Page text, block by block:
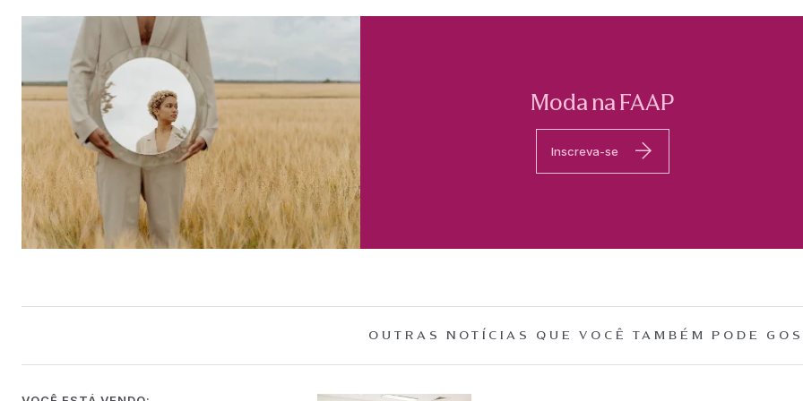
Moda na FAAP
Inscreva-se
OUTRAS NOTÍCIAS QUE VOCÊ TAMBÉM PODE